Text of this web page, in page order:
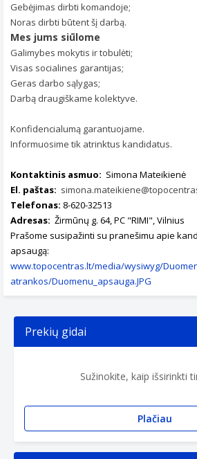
Gebėjimas dirbti komandoje;
Noras dirbti būtent šį darbą.
Mes jums siūlome
Galimybes mokytis ir tobulėti;
Visas socialines garantijas;
Geras darbo sąlygas;
Darbą draugiškame kolektyve.
Konfidencialumą garantuojame.
Informuosime tik atrinktus kandidatus.
Kontaktinis asmuo: Simona Mateikienė
El. paštas:
Telefonas: 8-620-32513
Adresas: Žirmūnų g. 64, PC "RIMI", Vilnius
Prašome susipažinti su pranešimu apie
apsaugą:
www.topocentras.lt/media/wysiwyg/
atrankos/Duomenu_apsauga.JPG
Prekių gidai
Sužinokite, kaip išsirinkti
Plačiau